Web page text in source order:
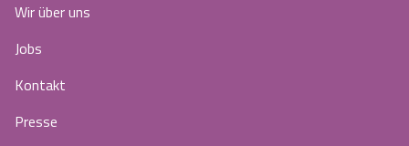
Wir über uns
Jobs
Kontakt
Presse